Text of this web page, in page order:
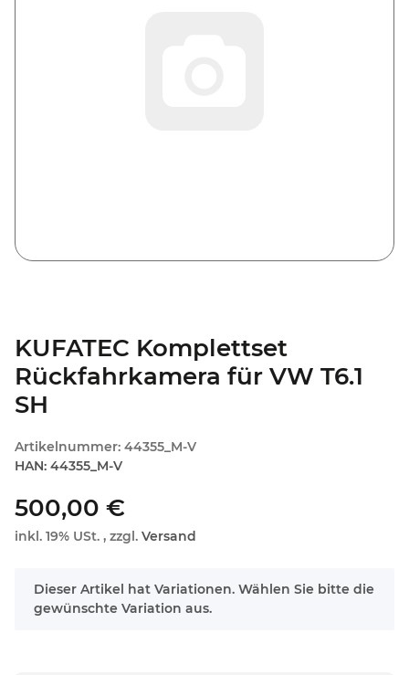
KUFATEC Komplettset
Rückfahrkamera für VW T6.1
SH
Artikelnummer: 44355_M-V
HAN: 44355_M-V
500,00 €
inkl. 19% USt. , zzgl. Versand
x
Dieser Artikel hat Variationen. Wählen Sie bitte die
gewünschte Variation aus.